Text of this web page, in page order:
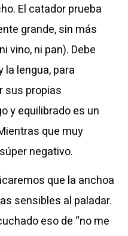
El catador prueba
grande, sin más
vino, ni pan). Debe
la lengua, para
sus propias
y equilibrado es un
que muy
negativo.
que la anchoa
sensibles al paladar.
eso de “no me